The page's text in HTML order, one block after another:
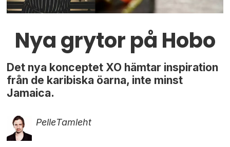
Nya grytor på Hobo
Det nya konceptet XO hämtar inspiration
från de karibiska öarna, inte minst
Jamaica.
PelleTamleht